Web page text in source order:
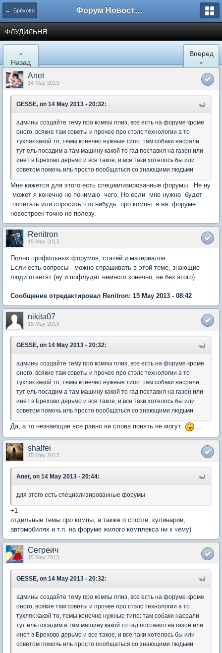
← Брёхово Форум Новостройки
ФЛУДИЛЬНЯ
«
Назад
Вперед
»
Anet
14 May 2013
GESSE, on 14 May 2013 - 20:32:
админы создайте тему про компы плиз, все есть на форуме кроме
оного, всякие там советы и прочее про стэлс технологии а то
тухляк какой то, темы конечно нужные типо: там собаки насрали
тут ель посадим а там машину какой то гад поставил на газон или
инет в Брехово дерьмо и все такое, и все таки хотелось бы или
советом помочь иль просто пообщаться со знающими людьми
Мне кажется для этого есть специализированные форумы. Не ну
может я конечно не понимаю чего. Но если мне нужно будет
почитать или спросить что нибудь про компы я на форуме
новостроек точно не полезу.
Renitron
15 May 2013
Полно профильных форумов, статей и материалов.
Если есть вопросы - можно спрашивать в этой теме, знающие
люди ответят (ну и пофлудят немного конечно, не без этого)
Сообщение отредактировал Renitron: 15 May 2013 - 08:42
nikita07
15 May 2013
GESSE, on 14 May 2013 - 20:32:
админы создайте тему про компы плиз, все есть на форуме кроме
оного, всякие там советы и прочее про стэлс технологии а то
тухляк какой то, темы конечно нужные типо: там собаки насрали
тут ель посадим а там машину какой то гад поставил на газон или
инет в Брехово дерьмо и все такое, и все таки хотелось бы или
советом помочь иль просто пообщаться со знающими людьми
Да, а то незнающие все равно ни слова понять не могут ...
shalfei
15 May 2013
Anet, on 14 May 2013 - 20:44:
для этого есть специализированные форумы
+1
отдельные темы про компы, а также о спорте, кулинарии,
автомобилях и т.п. на форуме жилого комплекса ни к чему)
Сегреич
15 May 2013
GESSE, on 14 May 2013 - 20:32:
админы создайте тему про компы плиз, все есть на форуме кроме
оного, всякие там советы и прочее про стэлс технологии а то
тухляк какой то, темы конечно нужные типо: там собаки насрали
тут ель посадим а там машину какой то гад поставил на газон или
инет в Брехово дерьмо и все такое, и все таки хотелось бы или
советом помочь иль просто пообщаться со знающими людьми